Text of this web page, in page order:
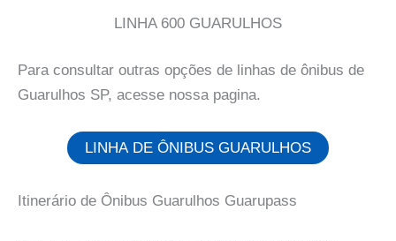
LINHA 600 GUARULHOS
Para consultar outras opções de linhas de ônibus de
Guarulhos SP, acesse nossa pagina.
LINHA DE ÔNIBUS GUARULHOS
Itinerário de Ônibus Guarulhos Guarupass